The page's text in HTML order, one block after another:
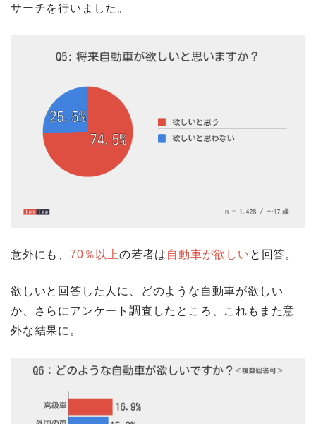
サーチを行いました。
意外にも、 70％以上の若者は 自動車が欲しい と回答。
欲しいと回答した人に、どのような自動車が欲しい
か、さらにアンケート調査したところ、これもまた意
外な結果に。